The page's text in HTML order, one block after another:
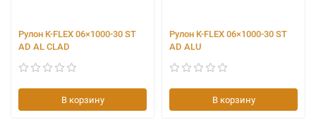
Широкий диапазон температур. Функциональность
изоляции сохраняется в интервале от –200 °C до +150
°C.
горение, способен к самозатуханию (группа горючести
Г1).
Рулон K-FLEX 06×1000-30 ST
AD AL CLAD
В корзину
Рулон K-FLEX 06×1000-30 ST
AD ALU
В корзину